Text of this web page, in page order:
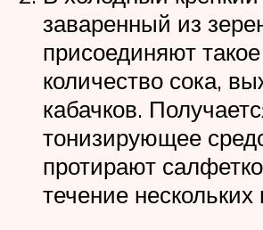
заваренный из
присоединяют
количество сока,
кабачков.
тонизирующее
протирают
течение нескольких